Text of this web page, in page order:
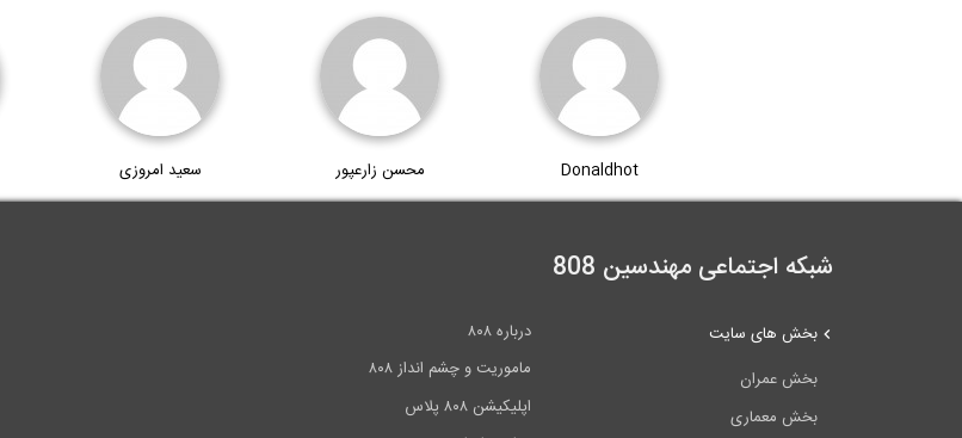
Donaldhot محسن زارعپور سعید امروزی
شبکه اجتماعی مهندسین 808
درباره ۸۰۸
ماموریت و چشم انداز ۸۰۸
اپلیکیشن ۸۰۸ پلاس
بخش های سایت
بخش عمران
بخش معماری